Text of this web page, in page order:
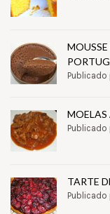
Publicado
MOELAS
Publicado
TARTE
Publicado